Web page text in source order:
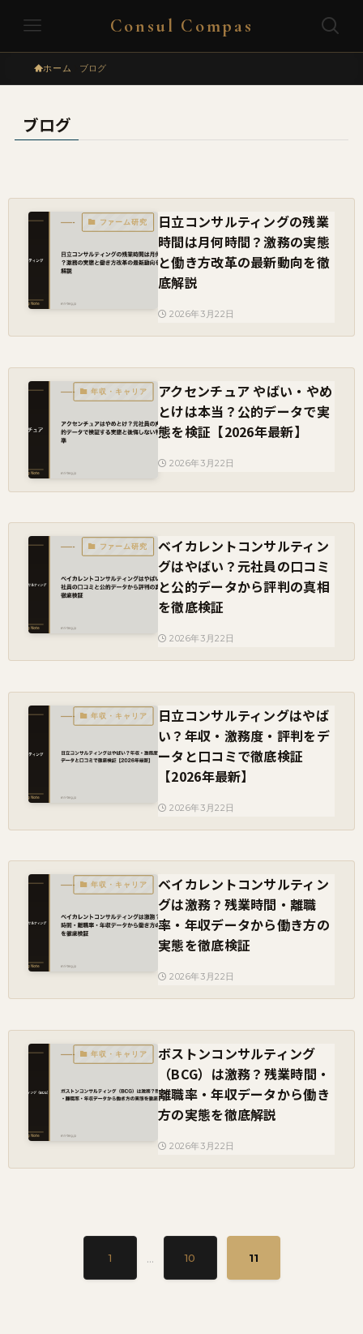
Consul Compas
ホーム ブログ
ブログ
ファーム研究
日立コンサルティングの残業
時間は月何時間？激務の実態
と働き方改革の最新動向を徹
底解説
2026年3月22日
年収・キャリア
アクセンチュア やばい・やめ
とけは本当？公的データで実
態を検証【2026年最新】
2026年3月22日
ファーム研究
ベイカレントコンサルティン
グはやばい？元社員の口コミ
と公的データから評判の真相
を徹底検証
2026年3月22日
年収・キャリア
日立コンサルティングはやば
い？年収・激務度・評判をデ
ータと口コミで徹底検証
【2026年最新】
2026年3月22日
年収・キャリア
ベイカレントコンサルティン
グは激務？残業時間・離職
率・年収データから働き方の
実態を徹底検証
2026年3月22日
年収・キャリア
ボストンコンサルティング
（BCG）は激務？残業時間・
離職率・年収データから働き
方の実態を徹底解説
2026年3月22日
1 ... 10 11